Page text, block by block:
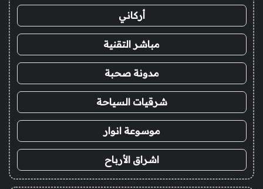
أركاني
مباشر التقنية
مدونة صحبة
شرقيات السياحة
موسوعة انوار
اشراق الأرباح